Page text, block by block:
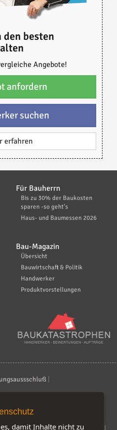
den besten
Angebote!
anfordern
suchen
erfahren
Für Bauherrn
Bis zu 30% der Baukosten
sparen -so geht's
Haus- und Baumessen 2026
Bau-Magazin
Übersicht
Bauwirtschaft & Politik
Handwerker
Produktvorstellungen
& Co. KG
Namen und
damit Inhalte nicht zu